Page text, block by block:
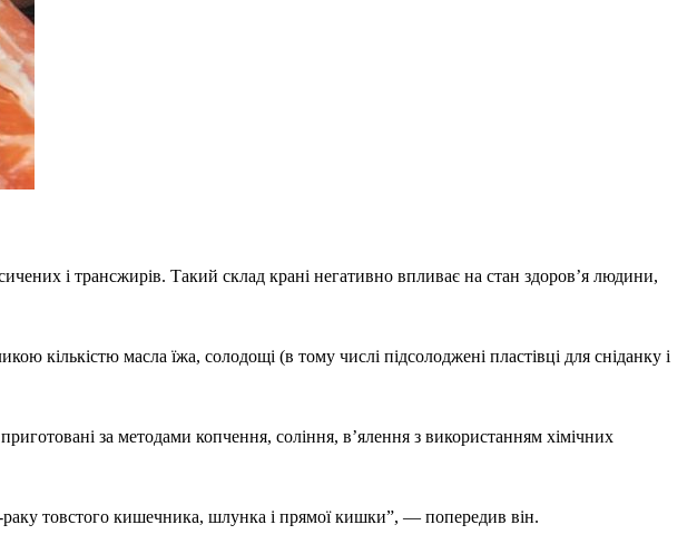
і трансжирів. Такий склад крані негативно впливає на стан здоров’я людини,
кількістю масла їжа, солодощі (в тому числі підсолоджені пластівці для сніданку і
за методами копчення, соління, в’ялення з використанням хімічних
раку товстого кишечника, шлунка і прямої кишки”, — попередив він.